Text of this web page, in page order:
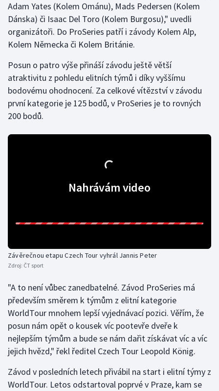
Gymnastika
Házená
Judo
Krasobruslení
Plavání
Plážový volejbal
Ragby
Rychlobruslení
Short track
Adam Yates (Kolem Ománu), Mads Pedersen (Kolem
Dánska) či Isaac Del Toro (Kolem Burgosu)," uvedli
organizátoři. Do ProSeries patří i závody Kolem Alp,
Kolem Německa či Kolem Británie.
Posun o patro výše přináší závodu ještě větší
atraktivitu z pohledu elitních týmů i díky vyššímu
bodovému ohodnocení. Za celkové vítězství v závodu
první kategorie je 125 bodů, v ProSeries je to rovných
200 bodů.
Nahrávám video
Závěrečnou etapu Czech Tour vyhrál Jannis Peter
Zdroj: ČT sport
"A to není vůbec zanedbatelné. Závod ProSeries má
především směrem k týmům z elitní kategorie
WorldTour mnohem lepší vyjednávací pozici. Věřím, že
posun nám opět o kousek víc pootevře dveře k
nejlepším týmům a bude se nám dařit získávat víc a víc
jejich hvězd," řekl ředitel Czech Tour Leopold König.
Závod v posledních letech přivábil na start i elitní týmy z
WorldTour. Letos odstartoval poprvé v Praze, kam se